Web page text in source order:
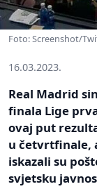
Foto: Screenshot/
16.03.2023.
Real Madrid
finala Lige
ovaj put
u četvrtfinale,
iskazali su
svjetsku